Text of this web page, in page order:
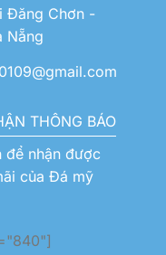
Đăng Chơn -
Nẵng
THÔNG BÁO
để nhận được
của Đá mỹ